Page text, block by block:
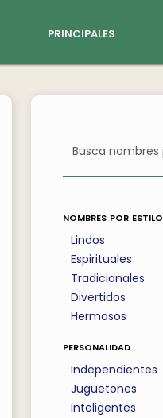
principales
nombres por estilo
Lindos
Espirituales
Tradicionales
Divertidos
Hermosos
personalidad
Independientes
Juguetones
Inteligentes